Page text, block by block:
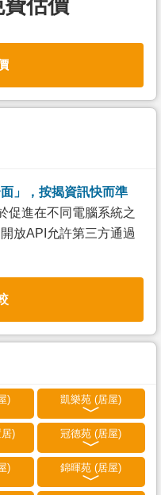
估價
」，按揭資訊快而準
促進在不同電腦系統之
放API允許第三方通過
) 凱樂苑 (居屋)
) 冠德苑 (居屋)
) 錦暉苑 (居屋)